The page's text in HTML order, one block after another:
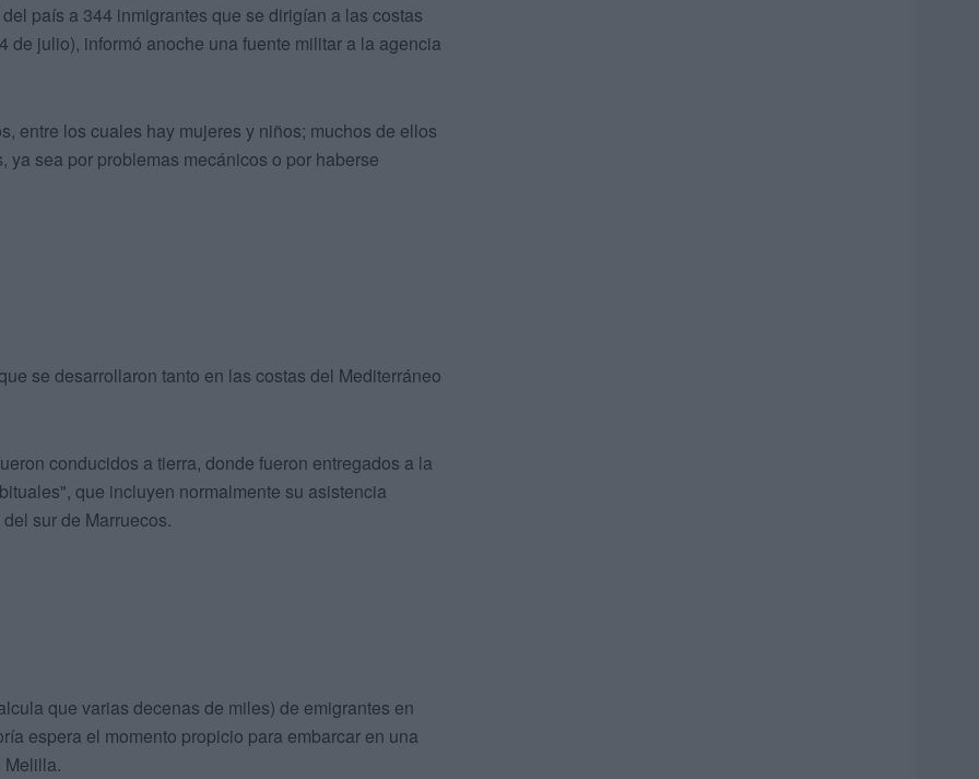
país a 344 inmigrantes que se dirigían a las costas
julio), informó anoche una fuente militar a la agencia
entre los cuales hay mujeres y niños; muchos de ellos
sea por problemas mecánicos o por haberse
se desarrollaron tanto en las costas del Mediterráneo
conducidos a tierra, donde fueron entregados a la
que incluyen normalmente su asistencia
sur de Marruecos.
que varias decenas de miles) de emigrantes en
espera el momento propicio para embarcar en una
Melilla.